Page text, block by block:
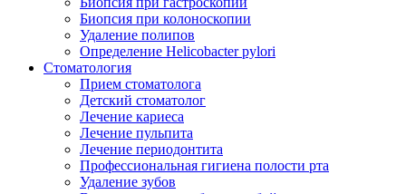
Биопсия при колоноскопии
Удаление полипов
Определение Helicobacter pylori
Стоматология
Прием стоматолога
Детский стоматолог
Лечение кариеса
Лечение пульпита
Лечение периодонтита
Профессиональная гигиена полости рта
Удаление зубов